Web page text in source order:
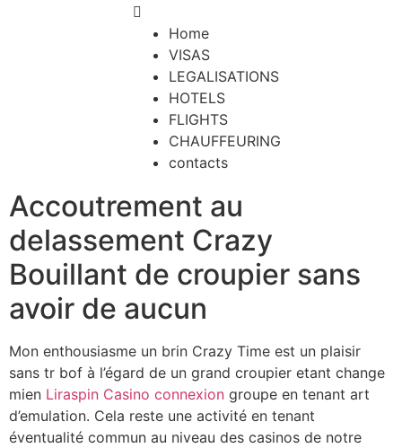
Home
VISAS
LEGALISATIONS
HOTELS
FLIGHTS
CHAUFFEURING
contacts
Accoutrement au
delassement Crazy
Bouillant de croupier sans
avoir de aucun
Mon enthousiasme un brin Crazy Time est un plaisir
sans tr bof à l’égard de un grand croupier etant change
mien Liraspin Casino connexion groupe en tenant art
d’emulation. Cela reste une activité en tenant
éventualité commun au niveau des casinos de notre